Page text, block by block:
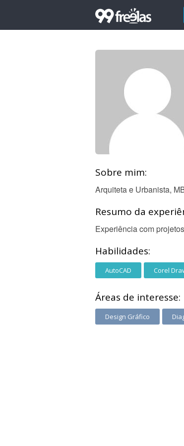
Sobre mim:
Arquiteta e Urbanista,
Resumo da
Experiência com
Habilidades:
AutoCAD Corel
Áreas de interesse:
Design Gráfico